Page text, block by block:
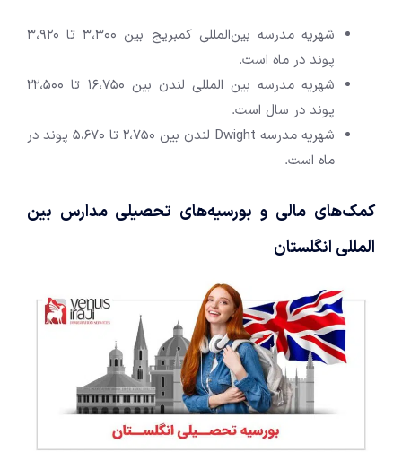
شهریه مدرسه بین‌‎المللی کمبریج بین 3،300 تا 3،920
پوند در ماه است.
شهریه مدرسه بین المللی لندن بین 16،750 تا 22،500
پوند در سال است.
شهریه مدرسه Dwight لندن بین 2،750 تا 5،670 پوند در
ماه است.
کمک‌های مالی و بورسیه‌های تحصیلی مدارس بین
المللی انگلستان